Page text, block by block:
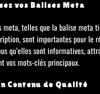
vos Balises Meta
meta, telles que la balise meta
sont importantes pour le
qu’elles sont informatives,
vos mots-clés principaux.
Contenu de Qualité